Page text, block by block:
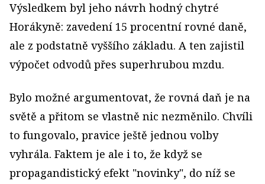
Výsledkem byl jeho návrh hodný chytré
Horákyně: zavedení 15 procentní rovné daně,
ale z podstatně vyššího základu. A ten zajistil
výpočet odvodů přes superhrubou mzdu.
Bylo možné argumentovat, že rovná daň je na
světě a přitom se vlastně nic nezměnilo. Chvíli
to fungovalo, pravice ještě jednou volby
vyhrála. Faktem je ale i to, že když se
propagandistický efekt "novinky", do níž se